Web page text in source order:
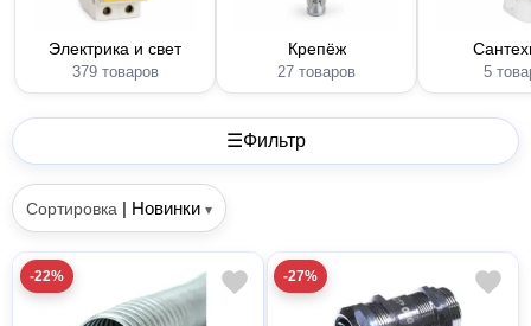
Электрика и свет
379 товаров
Крепёж
27 товаров 5
☰Фильтр
Сортировка | Новинки ▾
-22% -27%